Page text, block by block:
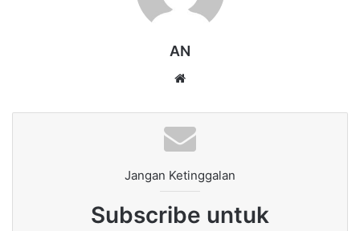
AN
Jangan Ketinggalan
Subscribe untuk